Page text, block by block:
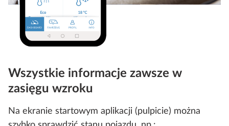
Wszystkie informacje zawsze w
zasięgu wzroku
Na ekranie startowym aplikacji (pulpicie) można